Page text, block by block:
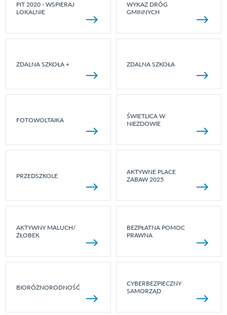
PIT 2020 - WSPIERAJ
LOKALNIE
WYKAZ DRÓG
GMINNYCH
ZDALNA SZKOŁA + ZDALNA SZKOŁA
FOTOWOLTAIKA
ŚWIETLICA W
NIEZDOWIE
PRZEDSZKOLE
AKTYWNE PLACE
ZABAW 2025
AKTYWNY MALUCH/
ŻŁOBEK
BEZPŁATNA POMOC
PRAWNA
BIORÓŻNORODNOŚĆ
CYBERBEZPIECZNY
SAMORZĄD